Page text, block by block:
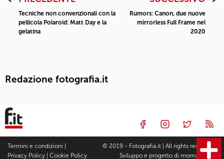
Tecniche non convenzionali con la
pellicola Polaroid: Matt Day e la
gelatina
Rumors: Canon, due nuove
mirrorless Full Frame nel
2020
Redazione fotografia.it
Termini e condizioni
Privacy Policy
Cookie Policy
© 2019 - Fotografia.it | All rights reserved |
Sviluppo e progetto di moma Studio